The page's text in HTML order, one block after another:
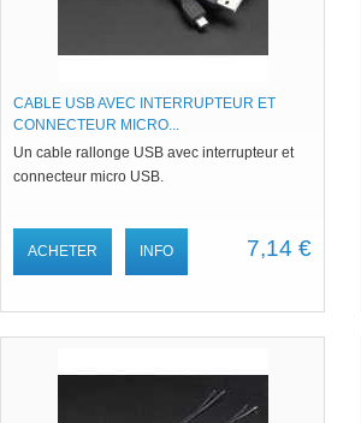
CABLE USB AVEC INTERRUPTEUR ET
CONNECTEUR MICRO...
Un cable rallonge USB avec interrupteur et
connecteur micro USB.
7,14 €
ACHETER INFO